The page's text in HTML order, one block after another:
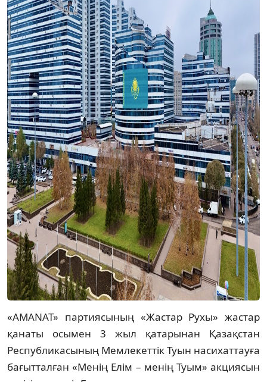
«AMANAT» партиясының «Жастар Рухы» жастар
қанаты осымен 3 жыл қатарынан Қазақстан
Республикасының Мемлекеттік Туын насихаттауға
бағытталған «Менің Елім – менің Туым» акциясын